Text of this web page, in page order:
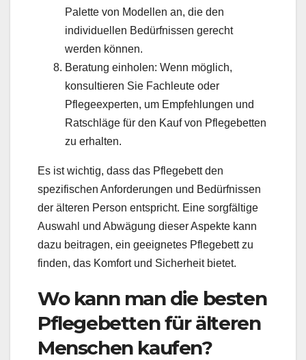
Palette von Modellen an, die den
individuellen Bedürfnissen gerecht
werden können.
Beratung einholen: Wenn möglich,
konsultieren Sie Fachleute oder
Pflegeexperten, um Empfehlungen und
Ratschläge für den Kauf von Pflegebetten
zu erhalten.
Es ist wichtig, dass das Pflegebett den
spezifischen Anforderungen und Bedürfnissen
der älteren Person entspricht. Eine sorgfältige
Auswahl und Abwägung dieser Aspekte kann
dazu beitragen, ein geeignetes Pflegebett zu
finden, das Komfort und Sicherheit bietet.
Wo kann man die besten
Pflegebetten für älteren
Menschen kaufen?